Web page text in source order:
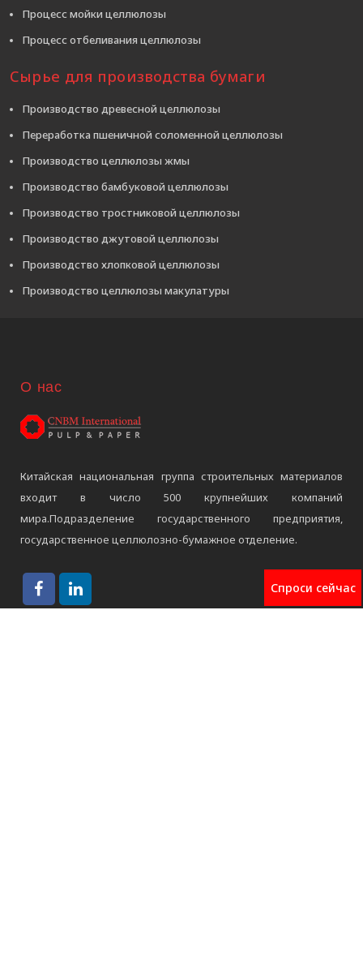
Процесс мойки целлюлозы
Процесс отбеливания целлюлозы
Сырье для производства бумаги
Производство древесной целлюлозы
Переработка пшеничной соломенной целлюлозы
Производство целлюлозы жмы
Производство бамбуковой целлюлозы
Производство тростниковой целлюлозы
Производство джутовой целлюлозы
Производство хлопковой целлюлозы
Производство целлюлозы макулатуры
О нас
Китайская национальная группа строительных материалов
входит в число 500 крупнейших компаний
мира.Подразделение государственного предприятия,
государственное целлюлозно-бумажное отделение.
Спроси сейчас